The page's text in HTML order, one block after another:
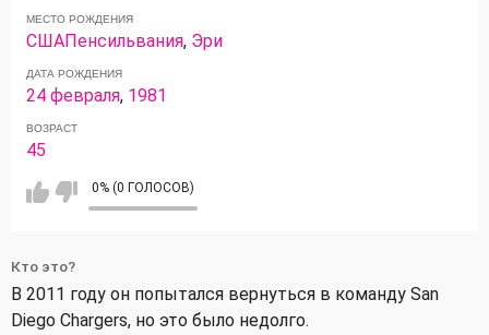
МЕСТО РОЖДЕНИЯ
СШАПенсильвания, Эри
ДАТА РОЖДЕНИЯ
24 февраля, 1981
ВОЗРАСТ
45
0% (0 ГОЛОСОВ)
Кто это?
В 2011 году он попытался вернуться в команду San
Diego Chargers, но это было недолго.